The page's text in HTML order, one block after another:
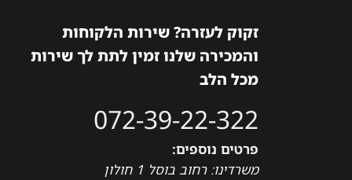
זקוק לעזרה? שירות הלקוחות
והמכירה שלנו זמין לתת לך שירות
מכל הלב
072-39-22-322
פרטים נוספים:
משרדינו: רחוב בוסל 1 חולון